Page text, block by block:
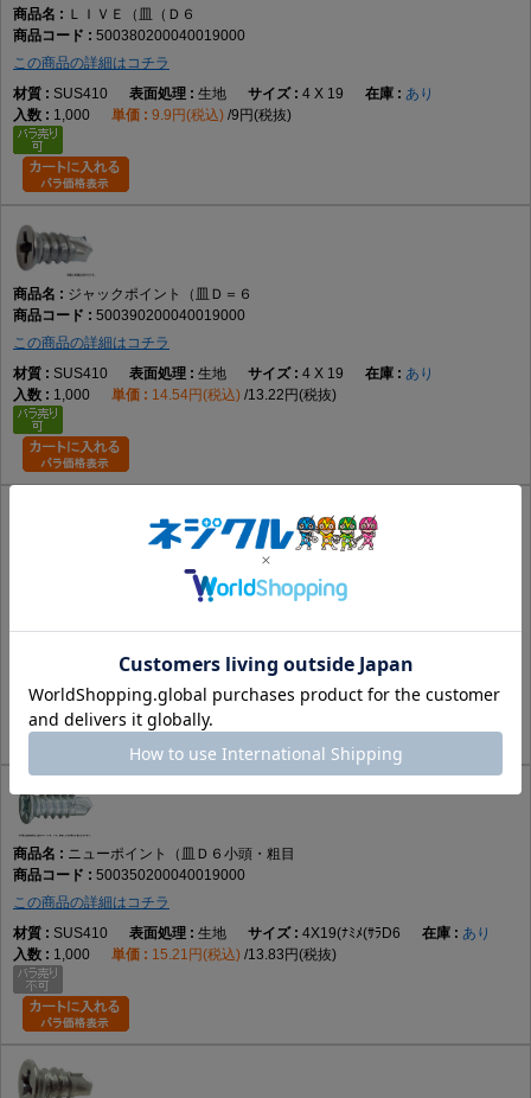
ＬＩＶＥ（皿（Ｄ６
500380200040019000
この商品の詳細はコチラ
SUS410
生地 4 X 19
あり
1,000
9.9円(税込) 9円(税抜)
ジャックポイント（皿Ｄ＝６
500390200040019000
この商品の詳細はコチラ
SUS410
生地 4 X 19
あり
1,000
14.54円(税込) 13.22円(税抜)
500340200040019000
4 X 19
18.45円(税込) 16.78円(税抜)
ニューポイント（皿Ｄ６小頭・粗目
500350200040019000
この商品の詳細はコチラ
SUS410
生地 4X19(ﾅﾐﾒ(ｻﾗD6
あり
1,000
15.21円(税込) 13.83円(税抜)